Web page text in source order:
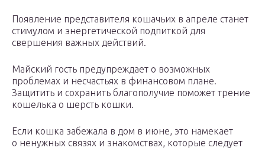
Появление представителя кошачьих в апреле станет
стимулом и энергетической подпиткой для
свершения важных действий.
Майский гость предупреждает о возможных
проблемах и несчастьях в финансовом плане.
Защитить и сохранить благополучие поможет трение
кошелька о шерсть кошки.
Если кошка забежала в дом в июне, это намекает
о ненужных связях и знакомствах, которые следует